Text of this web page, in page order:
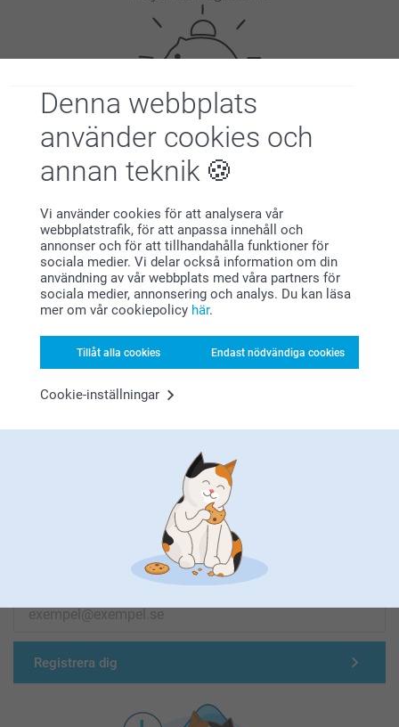
Denna webbplats
använder cookies och
annan teknik
Vi använder cookies för att analysera vår
webbplatstrafik, för att anpassa innehåll och
annonser och för att tillhandahålla funktioner för
sociala medier. Vi delar också information om din
användning av vår webbplats med våra partners för
sociala medier, annonsering och analys. Du kan läsa
mer om vår cookiepolicy här.
Tillåt alla cookies Endast nödvändiga cookies
Cookie-inställningar
Bonus på alla dina köp
Letar du efter inspiration?
Förstklassig kundservice
Registrera dig till vårt nyhetsbrev
Registrera dig